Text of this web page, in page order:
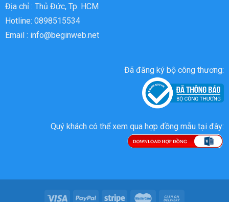
Địa chỉ : Thủ Đức, Tp. HCM
Hotline: 0898515534
Email : info@beginweb.net
Đã đăng ký bộ công thương:
Quý khách có thể xem qua hợp đồng mẫu tại đây: